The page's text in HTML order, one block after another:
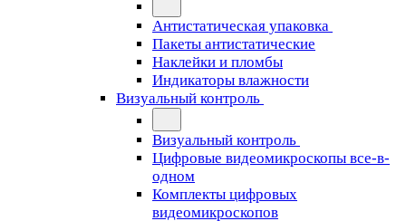
Антистатическая упаковка
Пакеты антистатические
Наклейки и пломбы
Индикаторы влажности
Визуальный контроль
Визуальный контроль
Цифровые видеомикроскопы все-в-
одном
Комплекты цифровых
видеомикроскопов